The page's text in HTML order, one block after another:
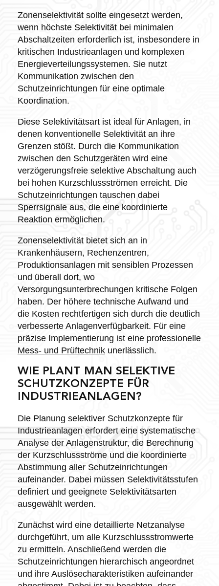
Zonenselektivität sollte eingesetzt werden,
wenn höchste Selektivität bei minimalen
Abschaltzeiten erforderlich ist, insbesondere in
kritischen Industrieanlagen und komplexen
Energieverteilungssystemen. Sie nutzt
Kommunikation zwischen den
Schutzeinrichtungen für eine optimale
Koordination.
Diese Selektivitätsart ist ideal für Anlagen, in
denen konventionelle Selektivität an ihre
Grenzen stößt. Durch die Kommunikation
zwischen den Schutzgeräten wird eine
verzögerungsfreie selektive Abschaltung auch
bei hohen Kurzschlussströmen erreicht. Die
Schutzeinrichtungen tauschen dabei
Sperrsignale aus, die eine koordinierte
Reaktion ermöglichen.
Zonenselektivität bietet sich an in
Krankenhäusern, Rechenzentren,
Produktionsanlagen mit sensiblen Prozessen
und überall dort, wo
Versorgungsunterbrechungen kritische Folgen
haben. Der höhere technische Aufwand und
die Kosten rechtfertigen sich durch die deutlich
verbesserte Anlagenverfügbarkeit. Für eine
präzise Implementierung ist eine professionelle
Mess- und Prüftechnikunerlässlich.
WIE PLANT MAN SELEKTIVE
SCHUTZKONZEPTE FÜR
INDUSTRIEANLAGEN?
Die Planung selektiver Schutzkonzepte für
Industrieanlagen erfordert eine systematische
Analyse der Anlagenstruktur, die Berechnung
der Kurzschlussströme und die koordinierte
Abstimmung aller Schutzeinrichtungen
aufeinander. Dabei müssen Selektivitätsstufen
definiert und geeignete Selektivitätsarten
ausgewählt werden.
Zunächst wird eine detaillierte Netzanalyse
durchgeführt, um alle Kurzschlussstromwerte
zu ermitteln. Anschließend werden die
Schutzeinrichtungen hierarchisch angeordnet
und ihre Auslösecharakteristiken aufeinander